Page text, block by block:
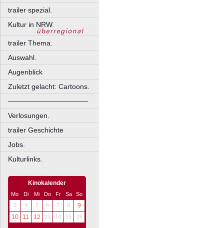
trailer spezial.
Kultur in NRW.
trailer Thema.
Auswahl.
Augenblick
Zuletzt gelacht: Cartoons.
––––––––––––––––––––
Verlosungen.
trailer Geschichte
Jobs.
Kulturlinks.
Kinokalender
Mo Di Mi Do Fr Sa
So
3
4 5 6 7 8
9
10
11 12 13 14 15 16